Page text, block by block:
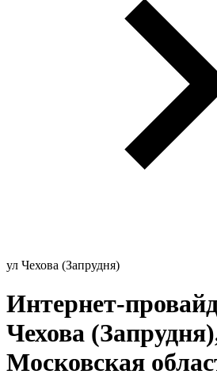
ул Чехова (Запрудня)
Интернет-
Чехова
Московская